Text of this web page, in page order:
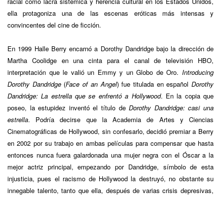
ella protagoniza una de las escenas eróticas más intensas y
convincentes del cine de ficción.
En 1999 Halle Berry encarnó a Dorothy Dandridge bajo la dirección de
Martha Coolidge en una cinta para el canal de televisión HBO,
interpretación que le valió un Emmy y un Globo de Oro. Introducing
Dorothy Dandridge(Face of an Angel) fue titulada en españolDorothy
Dandridge: La estrella que se enfrentó a Hollywood. En la copia que
poseo, la estupidez inventó el título deDorothy Dandridge: casi una
estrella. Podría decirse que la Academia de Artes y Ciencias
Cinematográficas de Hollywood, sin confesarlo, decidió premiar a Berry
en 2002 por su trabajo en ambas películas para compensar que hasta
entonces nunca fuera galardonada una mujer negra con el Óscar a la
mejor actriz principal, empezando por Dandridge, símbolo de esta
injusticia, pues el racismo de Hollywood la destruyó, no obstante su
innegable talento, tanto que ella, después de varias crisis depresivas,